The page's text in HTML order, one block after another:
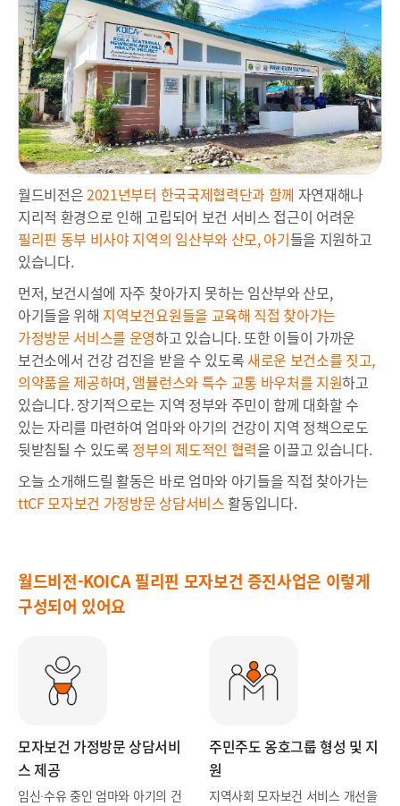
월드비전은2021년부터 한국국제협력단과 함께 자연재해나
지리적 환경으로 인해 고립되어 보건 서비스 접근이 어려운
필리핀 동부 비사야 지역의 임산부와 산모, 아기들을 지원하고
있습니다.
먼저, 보건시설에 자주 찾아가지 못하는 임산부와 산모,
아기들을 위해 지역보건요원들을 교육해 직접 찾아가는
가정방문 서비스를 운영하고 있습니다. 또한 이들이 가까운
보건소에서 건강 검진을 받을 수 있도록새로운 보건소를 짓고,
의약품을 제공하며, 앰뷸런스와 특수 교통 바우처를 지원하고
있습니다. 장기적으로는 지역 정부와 주민이 함께 대화할 수
있는 자리를 마련하여 엄마와 아기의 건강이 지역 정책으로도
뒷받침될 수 있도록 정부의 제도적인 협력을 이끌고 있습니다.
오늘 소개해드릴 활동은 바로 엄마와 아기들을 직접 찾아가는
ttCF 모자보건 가정방문 상담서비스활동입니다.
월드비전-KOICA 필리핀 모자보건 증진사업은 이렇게
구성되어 있어요
모자보건 가정방문 상담서비
스 제공
임신∙수유 중인 엄마와 아기의 건
주민주도 옹호그룹 형성 및 지
원
지역사회 모자보건 서비스 개선을